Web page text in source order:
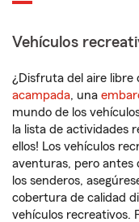
Vehículos
¿Disfruta del aire libre
acampada, una
mundo de los
la lista de actividades
ellos! Los vehículos
aventuras, pero antes
los senderos,
cobertura de calidad
vehículos recreativos.